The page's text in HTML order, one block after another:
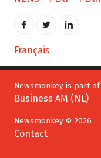
Français
Newsmonkey is part of
Business AM (NL)
Newsmonkey © 2026
Contact